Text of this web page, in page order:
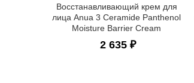
Восстанавливающий крем для
лица Anua 3 Ceramide Panthenol
Moisture Barrier Cream
2 635 ₽